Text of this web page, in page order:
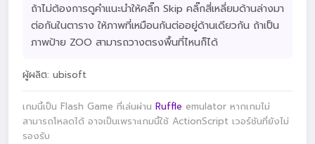
ถ้าไม่ต้องการดูคำแนะนำให้คลิ๊ก Skip คลิ๊กสี่เหลี่ยมด้านล่างมา
ต่อกันในตาราง ให้ภาพที่เหมือนกันต่ออยู่ด้านเดียวกัน ถ้าเป็น
ภาพป้าย ZOO สามารถวางตรงพื้นที่ไหนก็ได้
ผู้ผลิต: ubisoft
เกมนี้เป็น Flash Game ที่เล่นผ่าน Ruffle emulator หากเกมไม่
สามารถโหลดได้ อาจเป็นเพราะเกมนี้ใช้ ActionScript เวอร์ชันที่ยังไม่
รองรับ